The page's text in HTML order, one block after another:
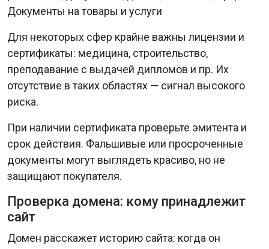
Для некоторых сфер крайне важны лицензии и
сертификаты: медицина, строительство,
преподавание с выдачей дипломов и пр. Их
отсутствие в таких областях — сигнал высокого
риска.
При наличии сертификата проверьте эмитента и
срок действия. Фальшивые или просроченные
документы могут выглядеть красиво, но не
защищают покупателя.
Проверка домена: кому принадлежит
сайт
Домен расскажет историю сайта: когда он